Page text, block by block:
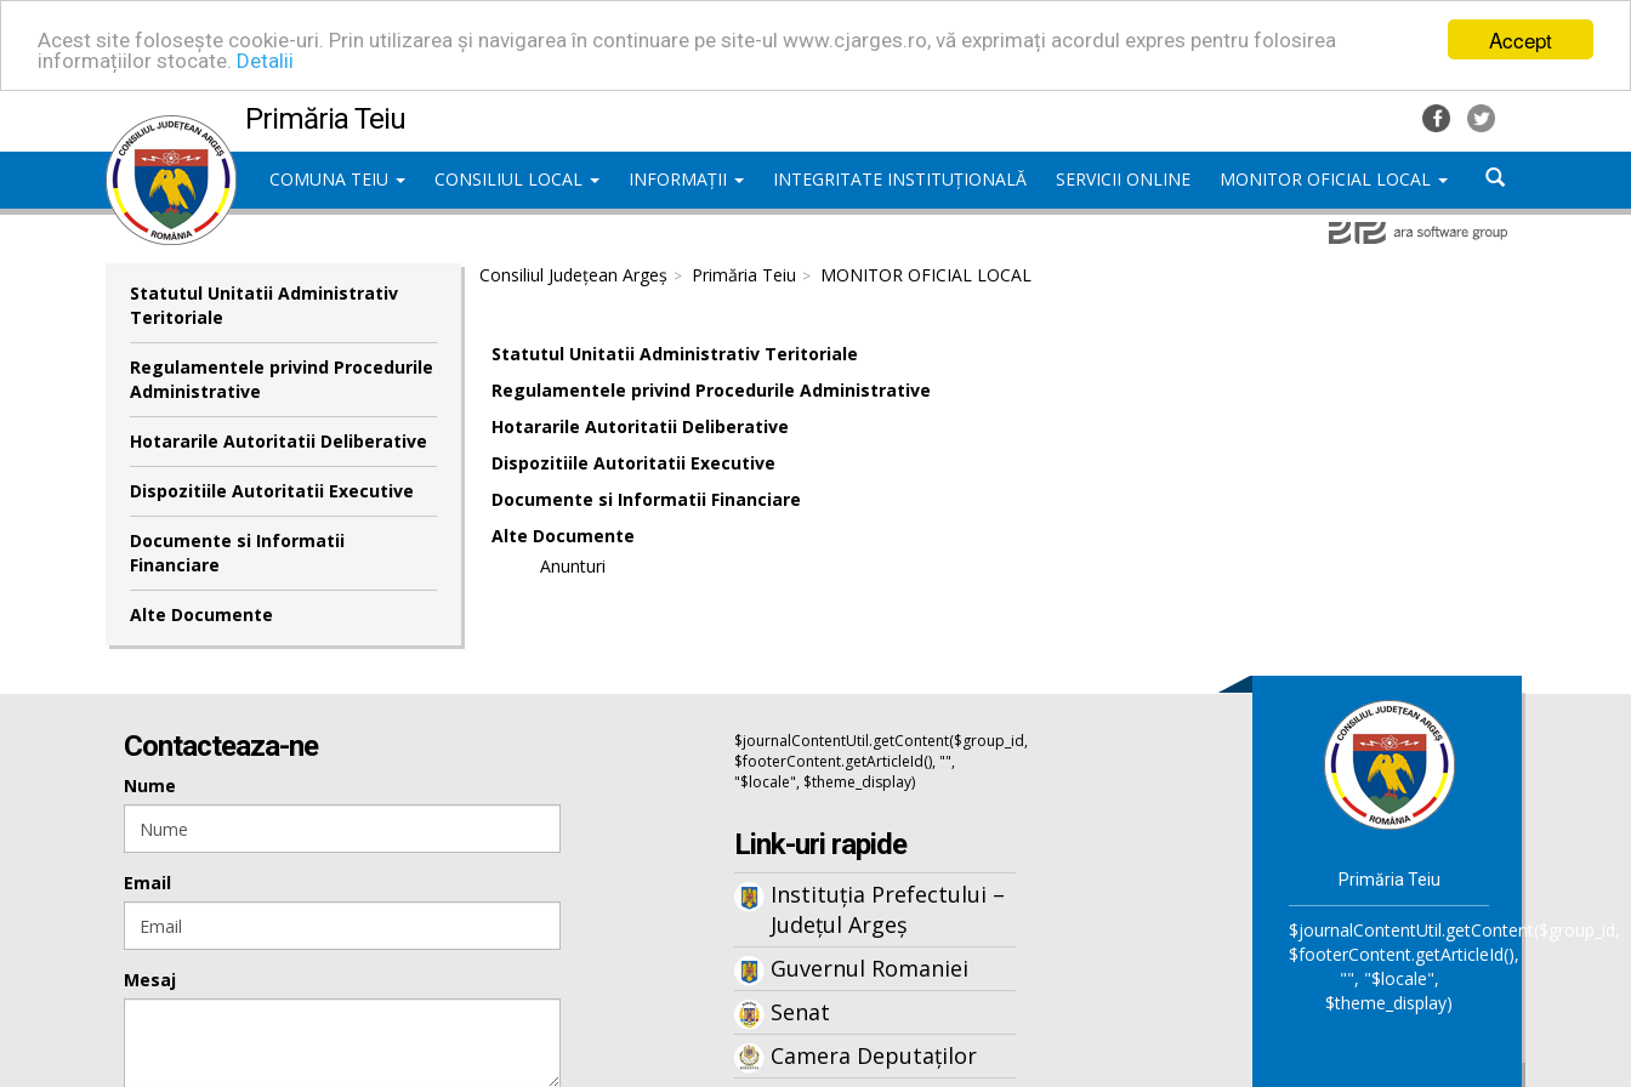
Accept
Acest site folosește cookie-uri. Prin utilizarea și navigarea în continuare pe site-ul www.cjarges.ro, vă exprimați acordul expres pentru folosirea
informațiilor stocate. Detalii
Primăria Teiu
COMUNA TEIU CONSILIUL LOCAL INFORMAȚII INTEGRITATE INSTITUȚIONALĂ SERVICII ONLINE MONITOR OFICIAL LOCAL
Statutul Unitatii Administrativ
Teritoriale
Regulamentele privind Procedurile
Administrative
Hotararile Autoritatii Deliberative
Dispozitiile Autoritatii Executive
Documente si Informatii
Financiare
Alte Documente
Consiliul Județean Argeș Primăria Teiu MONITOR OFICIAL LOCAL
Statutul Unitatii Administrativ Teritoriale
Regulamentele privind Procedurile Administrative
Hotararile Autoritatii Deliberative
Dispozitiile Autoritatii Executive
Documente si Informatii Financiare
Alte Documente
Anunturi
Contacteaza-ne
Nume
Email
Mesaj
$journalContentUtil.getContent($group_id,
$footerContent.getArticleId(), "",
"$locale", $theme_display)
Link-uri rapide
Instituția Prefectului –
Județul Argeș
Guvernul Romaniei
Senat
Camera Deputaților
Primăria Teiu
$journalContentUtil.getContent($group_id,
$footerContent.getArticleId(),
"", "$locale",
$theme_display)